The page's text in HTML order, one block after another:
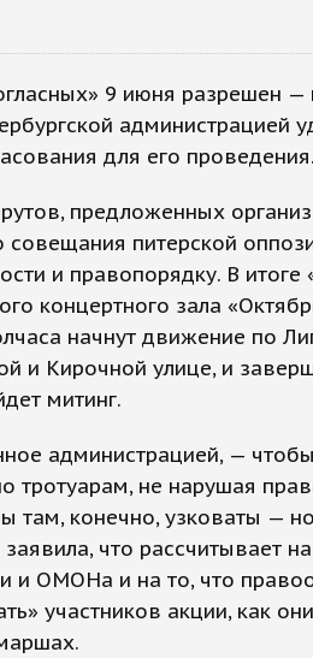
9 июня разрешен —
администрацией
для его проведения.
предложенных
питерской
и правопорядку. В итоге
концертного зала
начнут движение по
и Кирочной улице, и
митинг.
администрацией, —
тротуарам, не нарушая
там, конечно, узковаты —
что рассчитывает
и ОМОНа и на то, что
участников акции, как